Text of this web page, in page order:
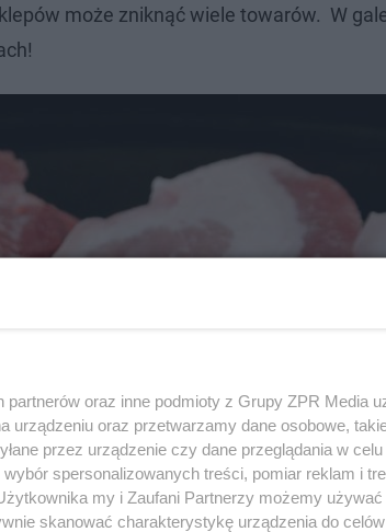
może zniknąć wiele towarów. W
partnerów oraz inne podmioty z Grupy ZPR Media
urządzeniu oraz przetwarzamy dane osobowe,
przez urządzenie czy dane przeglądania w
spersonalizowanych treści, pomiar reklam i
my i Zaufani Partnerzy możemy używać
skanować charakterystykę urządzenia do